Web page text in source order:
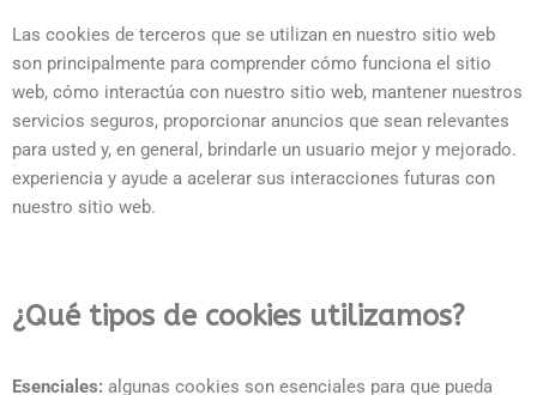
Las cookies de terceros que se utilizan en nuestro sitio web
son principalmente para comprender cómo funciona el sitio
web, cómo interactúa con nuestro sitio web, mantener nuestros
servicios seguros, proporcionar anuncios que sean relevantes
para usted y, en general, brindarle un usuario mejor y mejorado.
experiencia y ayude a acelerar sus interacciones futuras con
nuestro sitio web.
¿Qué tipos de cookies utilizamos?
Esenciales: algunas cookies son esenciales para que pueda